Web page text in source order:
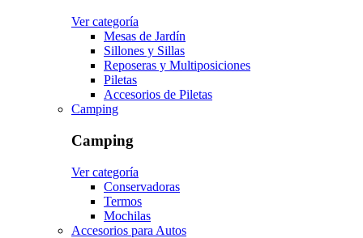
Ver categoría
Mesas de Jardín
Sillones y Sillas
Reposeras y Multiposiciones
Piletas
Accesorios de Piletas
Camping
Camping
Ver categoría
Conservadoras
Termos
Mochilas
Accesorios para Autos